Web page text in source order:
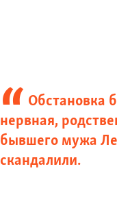
Обстановка
нервная,
бывшего мужа
скандалили.